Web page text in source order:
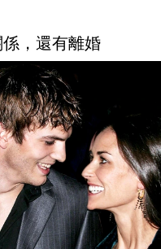
，還有離婚